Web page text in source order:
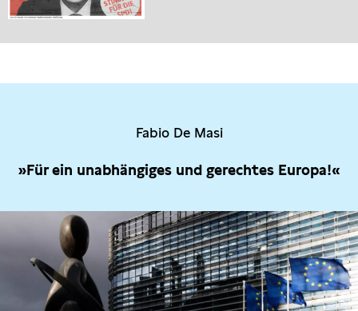
Fabio De Masi
»Für ein unabhängiges und gerechtes Europa!«